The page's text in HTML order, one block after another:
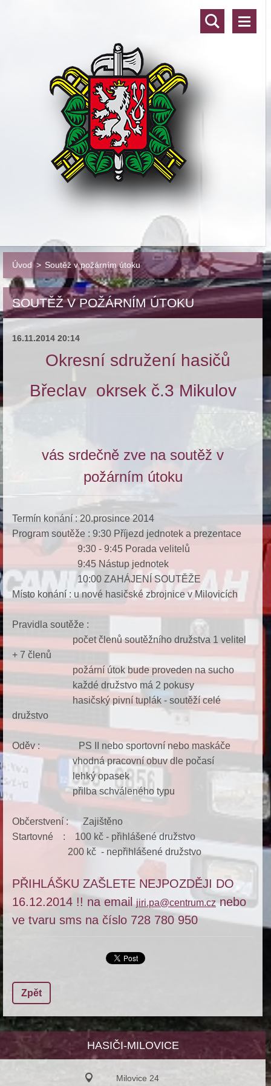
Úvod > Soutěž v požárním útoku
SOUTĚŽ V POŽÁRNÍM ÚTOKU
16.11.2014 20:14
Okresní sdružení hasičů
Břeclav okrsek č.3 Mikulov
vás srdečně zve na soutěž v
požárním útoku
Termín konání : 20.prosince 2014
Program soutěže : 9:30 Příjezd jednotek a prezentace
9:30 - 9:45 Porada velitelů
9:45 Nástup jednotek
10:00 ZAHÁJENÍ SOUTĚŽE
Místo konání : u nové hasičské zbrojnice v Milovicích
Pravidla soutěže :
počet členů soutěžního družstva 1 velitel
+ 7 členů
požární útok bude proveden na sucho
každé družstvo má 2 pokusy
hasičský pivní tuplák - soutěží celé
družstvo
Oděv : PS II nebo sportovní nebo maskáče
vhodná pracovní obuv dle počasí
lehký opasek
přilba schváleného typu
Občerstvení : Zajištěno
Startovné : 100 kč - přihlášené družstvo
200 kč - nepřihlášené družstvo
PŘIHLÁŠKU ZAŠLETE NEJPOZDĚJI DO
16.12.2014 !! na emailjiri.pa@centrum.cznebo
ve tvaru sms na číslo 728 780 950
Zpět
HASIČI-MILOVICE
Milovice 24